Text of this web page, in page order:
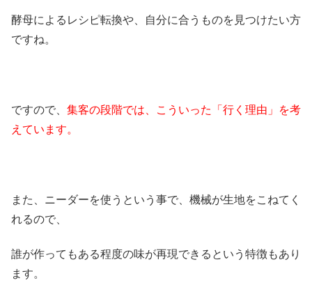
酵母によるレシピ転換や、自分に合うものを見つけたい方
ですね。
ですので、 集客の段階では、こういった「行く理由」を考
えています。
また、ニーダーを使うという事で、機械が生地をこねてく
れるので、
誰が作ってもある程度の味が再現できるという特徴もあり
ます。